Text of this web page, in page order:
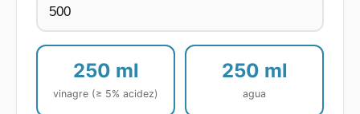
250 ml
vinagre (≥ 5% acidez)
250 ml
agua